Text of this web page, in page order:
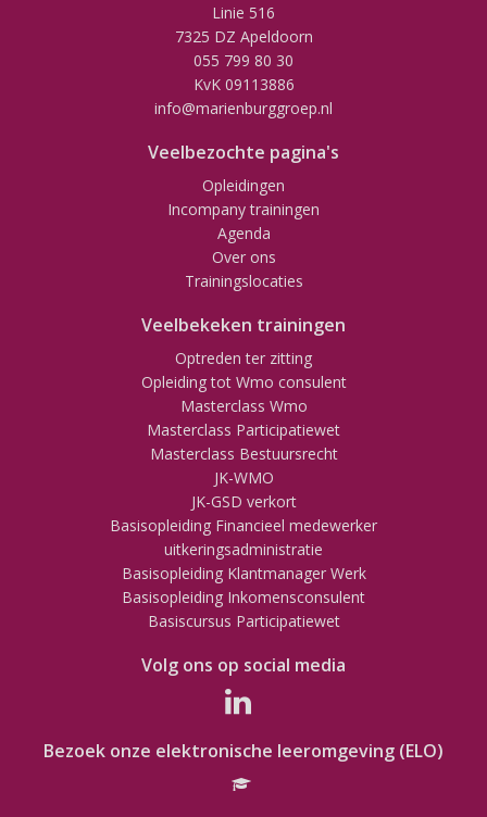
Linie 516
7325 DZ Apeldoorn
055 799 80 30
KvK 09113886
info@marienburggroep.nl
Veelbezochte pagina's
Opleidingen
Incompany trainingen
Agenda
Over ons
Trainingslocaties
Veelbekeken trainingen
Optreden ter zitting
Opleiding tot Wmo consulent
Masterclass Wmo
Masterclass Participatiewet
Masterclass Bestuursrecht
JK-WMO
JK-GSD verkort
Basisopleiding Financieel medewerker
uitkeringsadministratie
Basisopleiding Klantmanager Werk
Basisopleiding Inkomensconsulent
Basiscursus Participatiewet
Volg ons op social media
Bezoek onze elektronische leeromgeving (ELO)